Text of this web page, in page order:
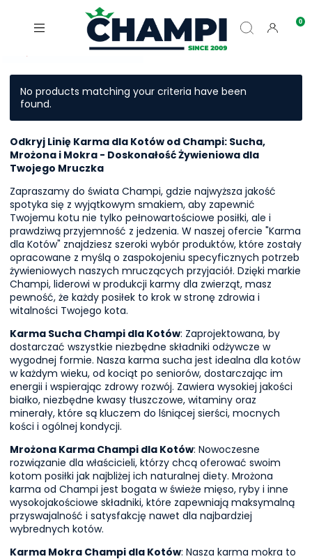
No products matching your criteria have been
found.
Odkryj Linię Karma dla Kotów od Champi: Sucha,
Mrożona i Mokra - Doskonałość Żywieniowa dla
Twojego Mruczka
Zapraszamy do świata Champi, gdzie najwyższa jakość
spotyka się z wyjątkowym smakiem, aby zapewnić
Twojemu kotu nie tylko pełnowartościowe posiłki, ale i
prawdziwą przyjemność z jedzenia. W naszej ofercie "Karma
dla Kotów" znajdziesz szeroki wybór produktów, które zostały
opracowane z myślą o zaspokojeniu specyficznych potrzeb
żywieniowych naszych mruczących przyjaciół. Dzięki markie
Champi, liderowi w produkcji karmy dla zwierząt, masz
pewność, że każdy posiłek to krok w stronę zdrowia i
witalności Twojego kota.
Karma Sucha Champi dla Kotów: Zaprojektowana, by
dostarczać wszystkie niezbędne składniki odżywcze w
wygodnej formie. Nasza karma sucha jest idealna dla kotów
w każdym wieku, od kociąt po seniorów, dostarczając im
energii i wspierając zdrowy rozwój. Zawiera wysokiej jakości
białko, niezbędne kwasy tłuszczowe, witaminy oraz
minerały, które są kluczem do lśniącej sierści, mocnych
kości i ogólnej kondycji.
Mrożona Karma Champi dla Kotów: Nowoczesne
rozwiązanie dla właścicieli, którzy chcą oferować swoim
kotom posiłki jak najbliżej ich naturalnej diety. Mrożona
karma od Champi jest bogata w świeże mięso, ryby i inne
wysokojakościowe składniki, które zapewniają maksymalną
przyswajalność i satysfakcję nawet dla najbardziej
wybrednych kotów.
Karma Mokra Champi dla Kotów: Nasza karma mokra to